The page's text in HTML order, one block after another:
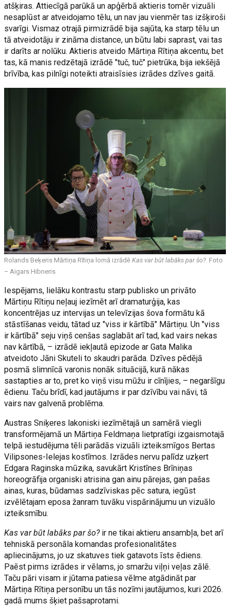
atšķiras. Attiecīgā parūkā un apģērbā aktieris tomēr vizuāli
nesaplūst ar atveidojamo tēlu, un nav jau vienmēr tas izšķiroši
svarīgi. Vismaz otrajā pirmizrādē bija sajūta, ka starp tēlu un
tā atveidotāju ir zināma distance, un būtu labi saprast, vai tas
ir darīts ar nolūku. Aktieris atveido Mārtiņa Rītiņa akcentu, bet
tas, kā manis redzētajā izrādē "tuč, tuč" pietrūka, bija iekšējā
brīvība, kas pilnīgi noteikti atraisīsies izrādes dzīves gaitā.
Rolands Beķeris Mārtiņa Rītiņa lomā izrādēKas var būt labāks par šo? . Foto
– Aigars Hibneris
Iespējams, lielāku kontrastu starp publisko un privāto
Mārtiņu Rītiņu neļauj iezīmēt arī dramaturģija, kas
koncentrējas uz intervijas un televīzijas šova formātu kā
stāstīšanas veidu, tātad uz "viss ir kārtībā" Mārtiņu. Un "viss
ir kārtībā" seju viņš cenšas saglabāt arī tad, kad vairs nekas
nav kārtībā, – izrādē iekļautā epizode ar Gata Malika
atveidoto Jāni Skuteli to skaudri parāda. Dzīves pēdējā
posmā slimnīcā varonis nonāk situācijā, kurā nākas
sastapties ar to, pret ko viņš visu mūžu ir cīnījies, – negaršīgu
ēdienu. Taču brīdī, kad jautājums ir par dzīvību vai nāvi, tā
vairs nav galvenā problēma.
Austras Sniķeres lakoniski iezīmētajā un samērā viegli
transformējamā un Mārtiņa Feldmaņa lietpratīgi izgaismotajā
telpā iestudējuma tēli parādās vizuāli izteiksmīgos Bertas
Vilipsones-Ielejas kostīmos. Izrādes nervu palīdz uzķert
Edgara Raginska mūzika, savukārt Kristīnes Brīniņas
horeogrāfija organiski atrisina gan ainu pārejas, gan pašas
ainas, kuras, būdamas sadzīviskas pēc satura, iegūst
izvēlētajam eposa žanram tuvāku vispārinājumu un vizuālo
izteiksmību.
Kas var būt labāks par šo?ir ne tikai aktieru ansambļa, bet arī
tehniskā personāla komandas profesionalitātes
apliecinājums, jo uz skatuves tiek gatavots īsts ēdiens.
Paēst pirms izrādes ir vēlams, jo smaržu viļņi veļas zālē.
Taču pāri visam ir jūtama patiesa vēlme atgādināt par
Mārtiņa Rītiņa personību un tās nozīmi jautājumos, kuri 2026.
gadā mums šķiet pašsaprotami.